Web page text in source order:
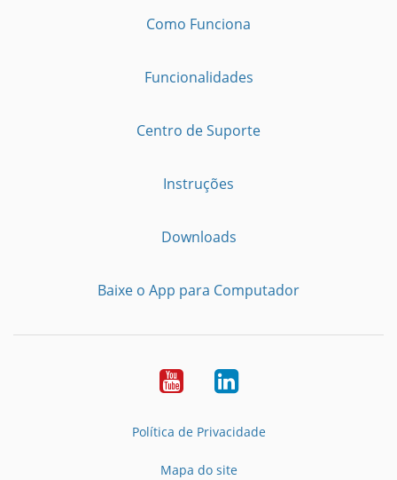
Como Funciona
Funcionalidades
Centro de Suporte
Instruções
Downloads
Baixe o App para Computador
YoutubeLinkedIn
Política de Privacidade
Mapa do site